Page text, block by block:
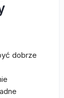
dobrze